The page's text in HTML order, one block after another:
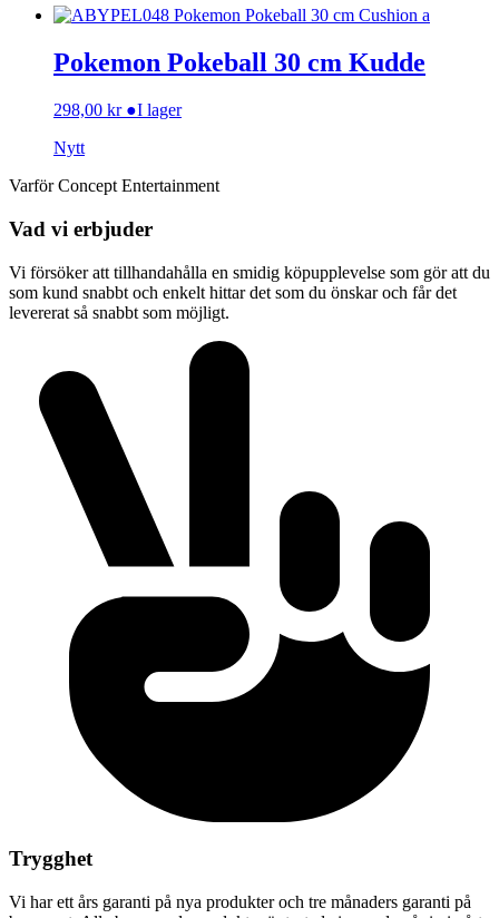
Pokemon Pokeball 30 cm Kudde
298,00 kr ●I lager
Nytt
Varför Concept Entertainment
Vad vi erbjuder
Vi försöker att tillhandahålla en smidig köpupplevelse som gör att du
som kund snabbt och enkelt hittar det som du önskar och får det
levererat så snabbt som möjligt.
Trygghet
Vi har ett års garanti på nya produkter och tre månaders garanti på